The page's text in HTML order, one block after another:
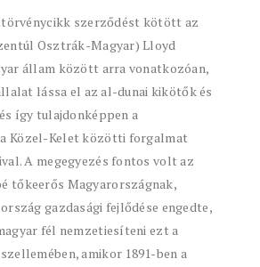
törvénycikk szerződést kötött az
Osztrák-Magyar) Lloyd
állam között arra vonatkozóan,
lássa el az al-dunai kikötők és
így tulajdonképpen a
Közel-Kelet közötti forgalmat
A megegyezés fontos volt az
tőkeerős Magyarországnak,
gazdasági fejlődése engedte,
fél nemzetiesíteni ezt a
amikor 1891-ben a